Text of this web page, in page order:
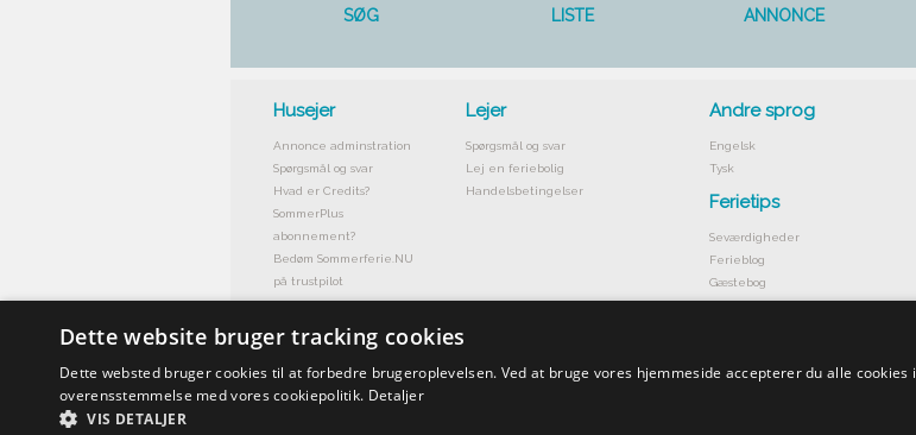
SØG LISTE ANNONCE
Husejer
Annonce adminstration
Spørgsmål og svar
Hvad er Credits?
SommerPlus
abonnement?
Bedøm Sommerferie.NU
på trustpilot
Lejer
Spørgsmål og svar
Lej en feriebolig
Handelsbetingelser
Andre sprog
Engelsk
Tysk
Ferietips
Seværdigheder
Ferieblog
Gæstebog
Dette website bruger tracking cookies
Dette websted bruger cookies til at forbedre brugeroplevelsen. Ved at bruge vores hjemmeside accepterer du alle cookies i
overensstemmelse med vores cookiepolitik. Detaljer
VIS DETALJER